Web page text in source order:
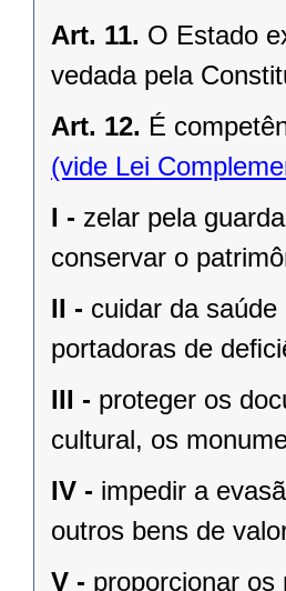
Art. 11. O Estado
vedada pela
Art. 12. É
(vide Lei
I - zelar pela
conservar o
II - cuidar da
portadoras de
III - proteger os
cultural, os
IV - impedir a
outros bens de
V - proporcionar